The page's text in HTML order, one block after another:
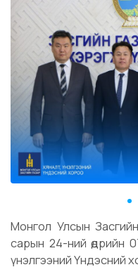
Монгол Улсын
сарын 24-ний өдрийн
үнэлгээний Үндэсний